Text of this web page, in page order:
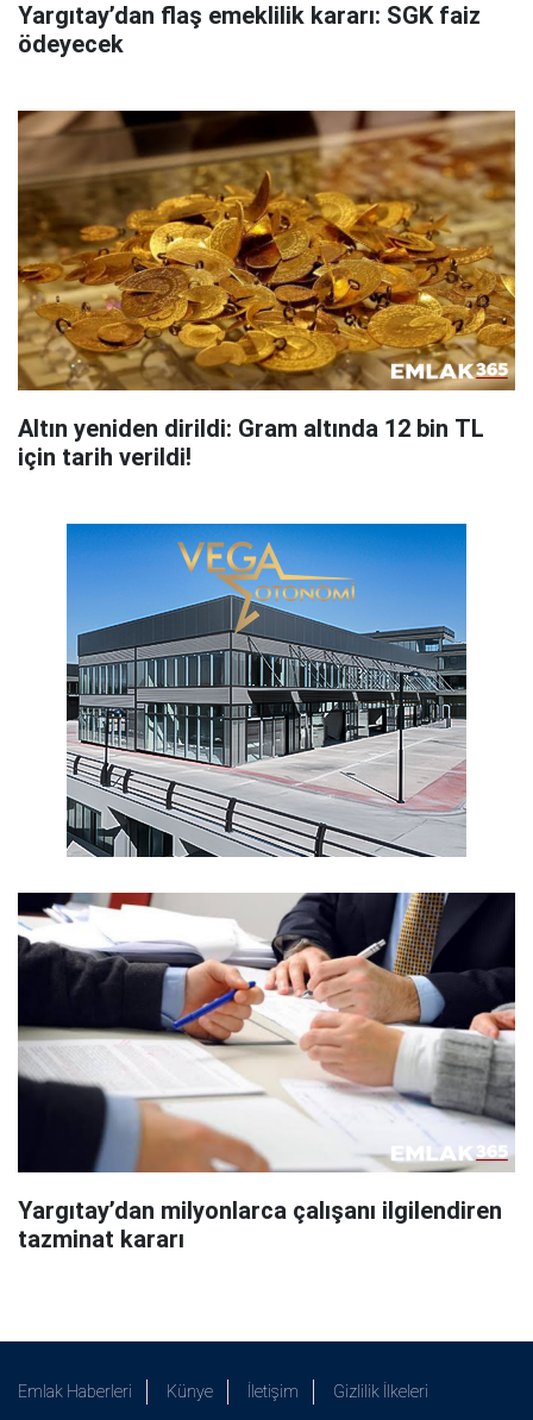
Yargıtay’dan flaş emeklilik kararı: SGK faiz
ödeyecek
Altın yeniden dirildi: Gram altında 12 bin TL
için tarih verildi!
Yargıtay’dan milyonlarca çalışanı ilgilendiren
tazminat kararı
Emlak Haberleri Künye İletişim Gizlilik İlkeleri